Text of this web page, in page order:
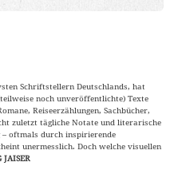
Schriftstellern Deutschlands, hat
noch unveröffentlichte) Texte
Reiseerzählungen, Sachbücher,
zuletzt tägliche Notate und literarische
– oftmals durch inspirierende
unermesslich. Doch welche visuellen
JAISER